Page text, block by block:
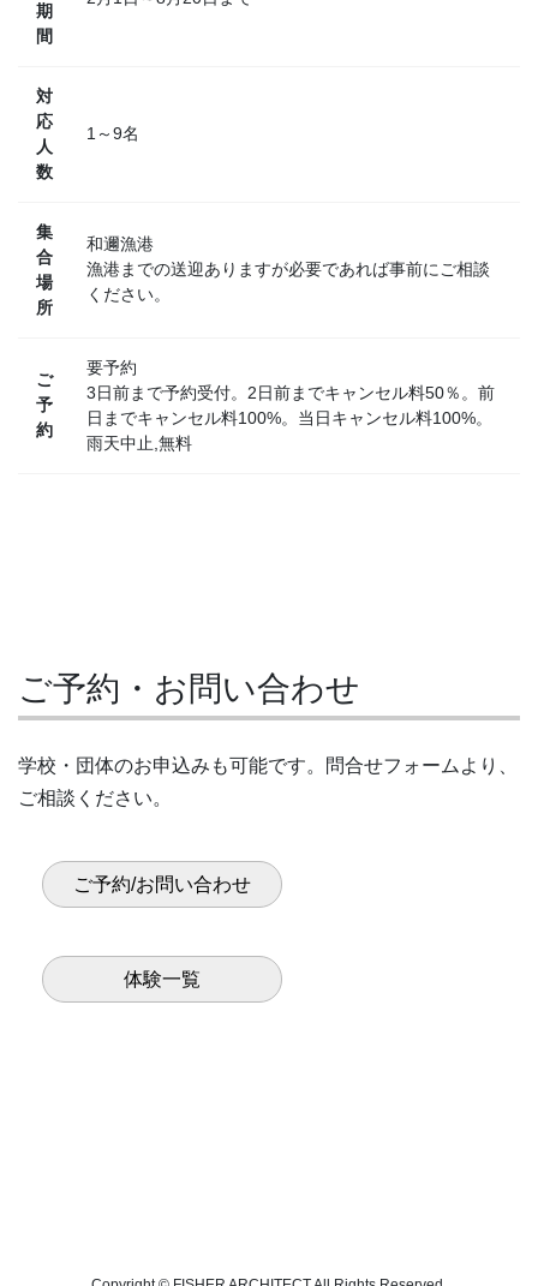
期
間
対
応
人
数
1～9名
集
合
場
所
和邇漁港
漁港までの送迎ありますが必要であれば事前にご相談
ください。
ご
予
約
要予約
3日前まで予約受付。2日前までキャンセル料50％。前
日までキャンセル料100%。当日キャンセル料100%。
雨天中止,無料
ご予約・お問い合わせ
学校・団体のお申込みも可能です。問合せフォームより、
ご相談ください。
ご予約/お問い合わせ
体験一覧